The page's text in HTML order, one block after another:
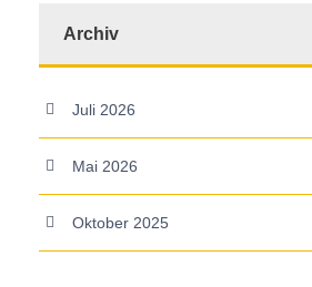
Archiv
Juli 2026
Mai 2026
Oktober 2025